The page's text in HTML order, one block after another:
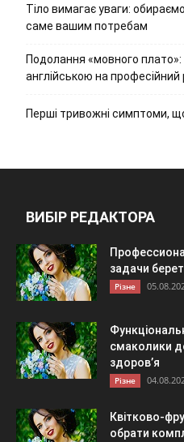
Тіло вимагає уваги:
саме вашим потребам
Подолання «мовного
англійською на професійний
Перші тривожні симптоми,
ВИБІР РЕДАКТОРА
задачи
Різне
смаколики
здоров’я
Різне
Квітково-
обрати